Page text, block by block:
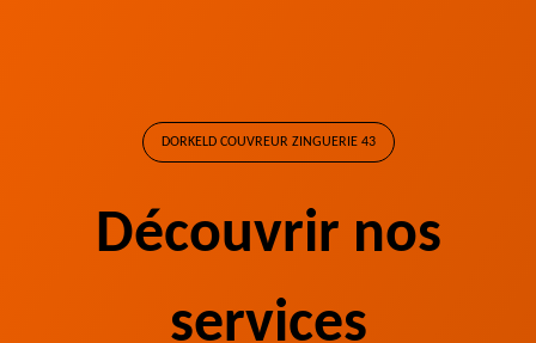
DORKELD COUVREUR ZINGUERIE 43
Découvrir nos
services